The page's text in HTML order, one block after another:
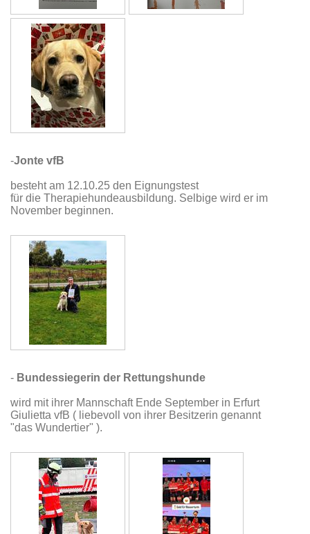
-Jonte vfB
besteht am 12.10.25 den Eignungstest
für die Therapiehundeausbildung. Selbige wird er im
November beginnen.
- Bundessiegerin der Rettungshunde
wird mit ihrer Mannschaft Ende September in Erfurt
Giulietta vfB ( liebevoll von ihrer Besitzerin genannt
"das Wundertier" ).